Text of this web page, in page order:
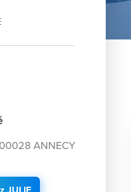
ANNECY